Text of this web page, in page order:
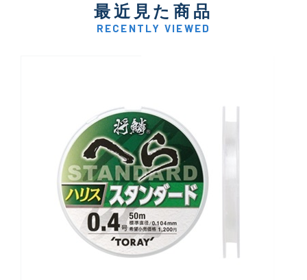
最近見た商品
RECENTLY VIEWED